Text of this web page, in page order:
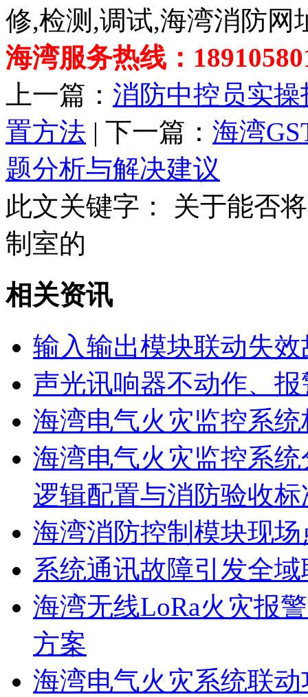
修,检测,调试,海湾消防网
海湾服务热线：
上一篇： 消防中控员实
置方法 | 下一篇： 海湾
题分析与解决建议
此文关键字：
关于能否
制室的
相关资讯
输入输出模块联动失效
声光讯响器不动作、
海湾电气火灾监控系
海湾电气火灾监控系
逻辑配置与消防验收标
海湾消防控制模块现
系统通讯故障引发全
海湾无线LoRa火灾报
方案
海湾电气火灾系统联